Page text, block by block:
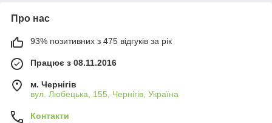
Про нас
93% позитивних з 475 відгуків за рік
Працює з 08.11.2016
м. Чернігів
вул. Любецька, 155, Чернігів, Україна
Контакти